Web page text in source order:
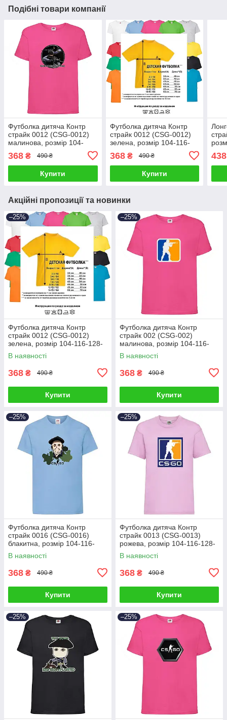
Подібні товари компанії
Футболка дитяча Контр
страйк 0012 (CSG-0012)
малинова, розмір 104-
368 ₴ 490 ₴
Купити
Футболка дитяча Контр
страйк 0012 (CSG-0012)
зелена, розмір 104-116-
368₴ 490 ₴
Купити
438
Акційні пропозиції та новинки
–25%
Футболка дитяча Контр
страйк 0012 (CSG-0012)
зелена, розмір 104-116-128-
140-152-164
В наявності
368 ₴ 490 ₴
Купити
–25%
Футболка дитяча Контр
страйк 002 (CSG-002)
малинова, розмір 104-116-
128-140-152-164
В наявності
368 ₴ 490 ₴
Купити
–25%
Футболка дитяча Контр
страйк 0016 (CSG-0016)
блакитна, розмір 104-116-
128-140-152-164
В наявності
368 ₴ 490 ₴
Купити
–25%
Футболка дитяча Контр
страйк 0013 (CSG-0013)
рожева, розмір 104-116-128-
140-152-164
В наявності
368 ₴ 490 ₴
Купити
–25% –25%